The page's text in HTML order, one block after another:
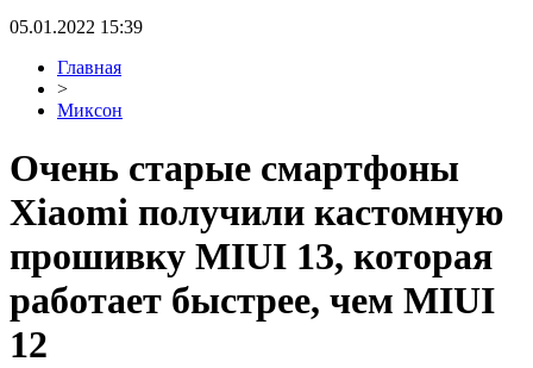
05.01.2022 15:39
Главная
>
Миксон
Очень старые смартфоны
Xiaomi получили кастомную
прошивку MIUI 13, которая
работает быстрее, чем MIUI
12